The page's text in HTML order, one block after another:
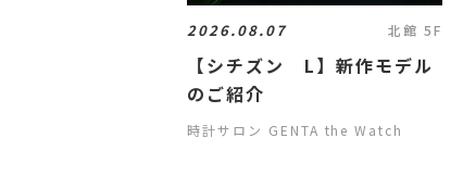
2026.08.07 北館 5F
【シチズン L】新作モデル
のご紹介
時計サロン GENTA the Watch